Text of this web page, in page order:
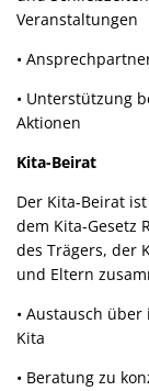
Veranstaltungen
•
• Unterstützung
Aktionen
Kita-Beirat
Der Kita-Beirat
dem Kita-Gesetz
des Trägers, der
und Eltern
• Austausch
Kita
• Beratung zu